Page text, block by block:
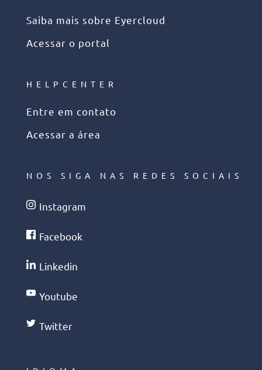
Saiba mais sobre Eyercloud
Acessar o portal
HELPCENTER
Entre em contato
Acessar a área
NOS SIGA NAS REDES SOCIAIS
Instagram
Facebook
Linkedin
Youtube
Twitter